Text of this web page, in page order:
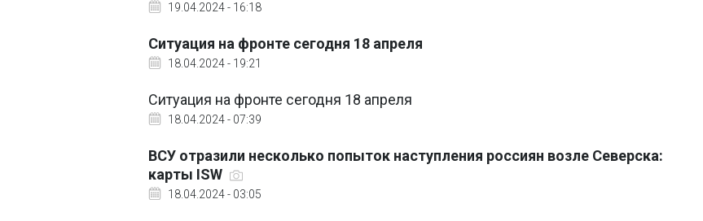
19.04.2024 - 16:18
Ситуация на фронте сегодня 18 апреля
18.04.2024 - 19:21
Ситуация на фронте сегодня 18 апреля
18.04.2024 - 07:39
ВСУ отразили несколько попыток наступления россиян возле Северска:
карты ISW
18.04.2024 - 03:05